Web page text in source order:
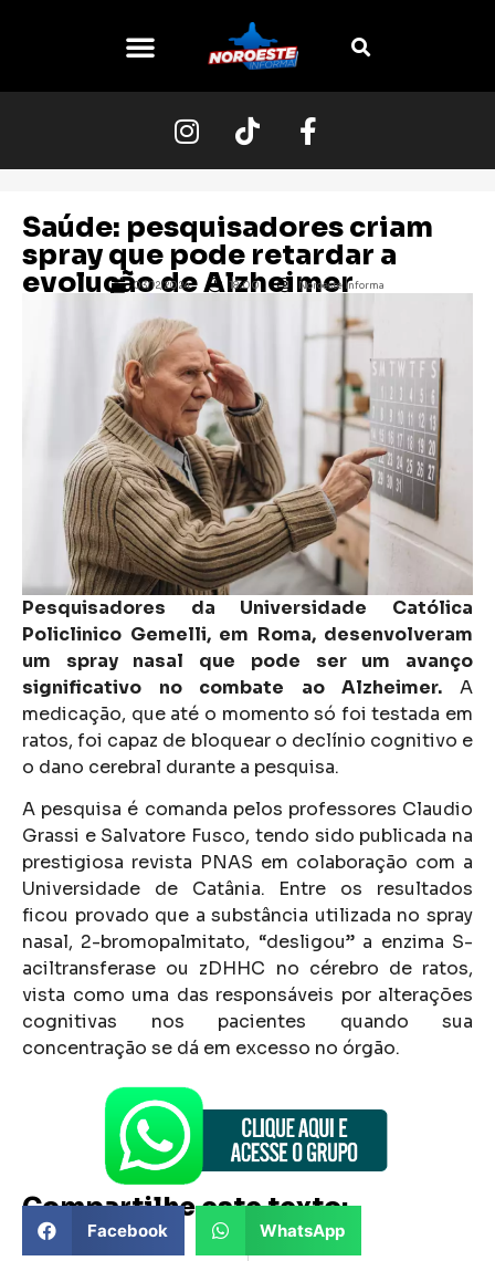
Saúde: pesquisadores criam
spray que pode retardar a
evolução de Alzheimer
03/12/2024 18:00 Noroeste Informa
Pesquisadores da Universidade Católica
Policlinico Gemelli, em Roma, desenvolveram
um spray nasal que pode ser um avanço
significativo no combate ao Alzheimer. A
medicação, que até o momento só foi testada em
ratos, foi capaz de bloquear o declínio cognitivo e
o dano cerebral durante a pesquisa.
A pesquisa é comanda pelos professores Claudio
Grassi e Salvatore Fusco, tendo sido publicada na
prestigiosa revista PNAS em colaboração com a
Universidade de Catânia. Entre os resultados
ficou provado que a substância utilizada no spray
nasal, 2-bromopalmitato, “desligou” a enzima S-
aciltransferase ou zDHHC no cérebro de ratos,
vista como uma das responsáveis por alterações
cognitivas nos pacientes quando sua
concentração se dá em excesso no órgão.
Compartilhe este texto:
Facebook WhatsApp